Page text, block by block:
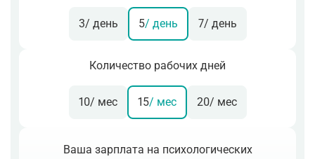
3/ день 5/ день 7/ день
Количество рабочих дней
10/ мес 15/ мес 20/ мес
Ваша зарплата на психологических